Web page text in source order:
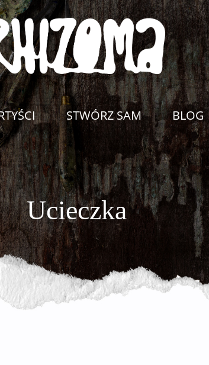
STWÓRZ SAM BLOG
Ucieczka